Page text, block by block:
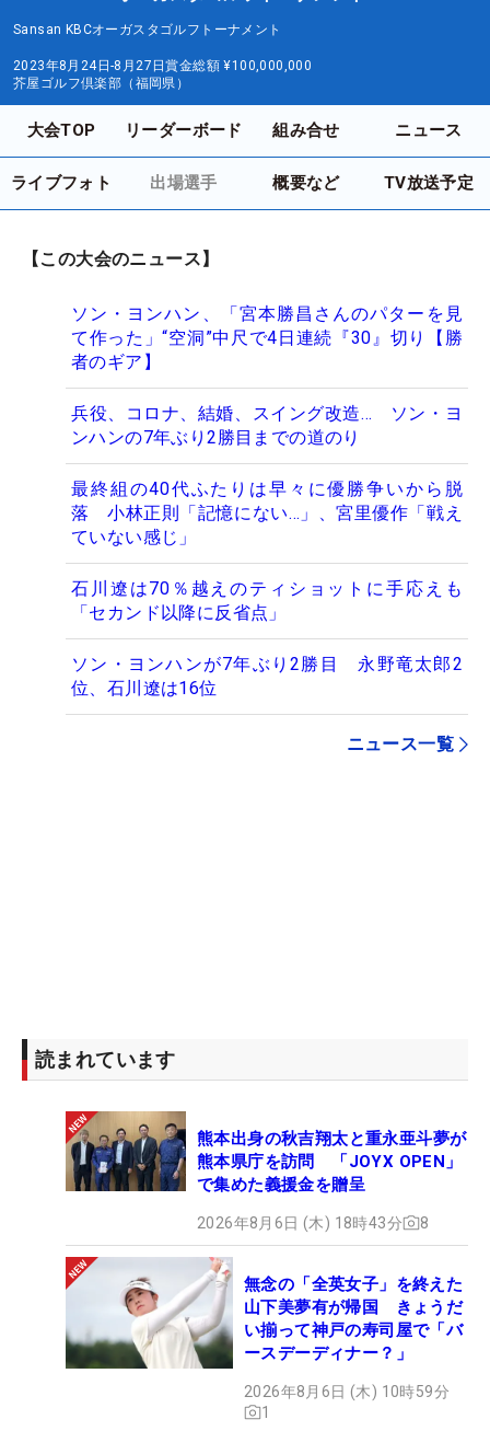
Sansan KBCオーガスタゴルフトーナメント
2023年8月24日-8月27日賞金総額 ¥100,000,000
芥屋ゴルフ倶楽部（福岡県）
大会TOP リーダーボード 組み合せ ニュース
ライブフォト 出場選手 概要など TV放送予定
【この大会のニュース】
ソン・ヨンハン、「宮本勝昌さんのパターを見
て作った」“空洞”中尺で4日連続『30』切り【勝
者のギア】
兵役、コロナ、結婚、スイング改造… ソン・ヨ
ンハンの7年ぶり2勝目までの道のり
最終組の40代ふたりは早々に優勝争いから脱
落 小林正則「記憶にない…」、宮里優作「戦え
ていない感じ」
石川遼は70％越えのティショットに手応えも
「セカンド以降に反省点」
ソン・ヨンハンが7年ぶり2勝目 永野竜太郎2
位、石川遼は16位
ニュース一覧
読まれています
熊本出身の秋吉翔太と重永亜斗夢が
熊本県庁を訪問 「JOYX OPEN」
で集めた義援金を贈呈
2026年8月6日 (木) 18時43分 8
無念の「全英女子」を終えた
山下美夢有が帰国 きょうだ
い揃って神戸の寿司屋で「バ
ースデーディナー？」
2026年8月6日 (木) 10時59分
1